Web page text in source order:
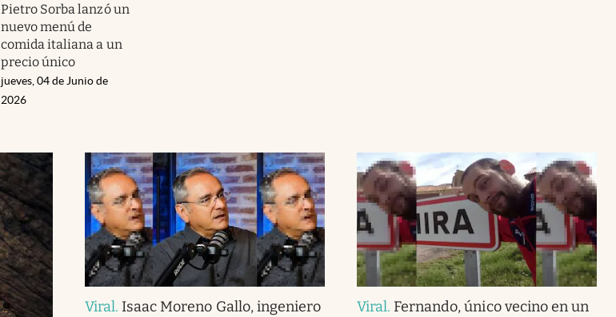
Pietro Sorba lanzó un
nuevo menú de
comida italiana a un
precio único
jueves, 04 de Junio de
2026
Viral. Isaac Moreno Gallo, ingeniero
Viral. Fernando, único vecino en un